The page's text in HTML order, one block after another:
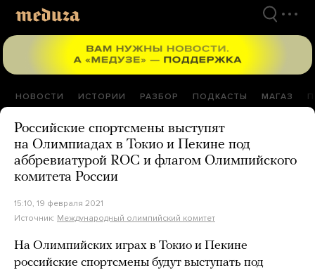
НОВОСТИ ИСТОРИИ РАЗБОР ПОДКАСТЫ МАГАЗ
Российские спортсмены выступят
на Олимпиадах в Токио и Пекине под
аббревиатурой ROC и флагом Олимпийского
комитета России
15:10, 19 февраля 2021
Источник: Международный олимпийский комитет
На Олимпийских играх в Токио и Пекине
российские спортсмены будут выступать под